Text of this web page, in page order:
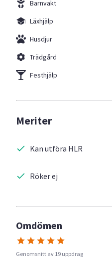
Barnvakt
Läxhjälp
Husdjur
Trädgård
Festhjälp
Meriter
Kan utföra HLR
Röker ej
Omdömen
Genomsnitt av 19 uppdrag